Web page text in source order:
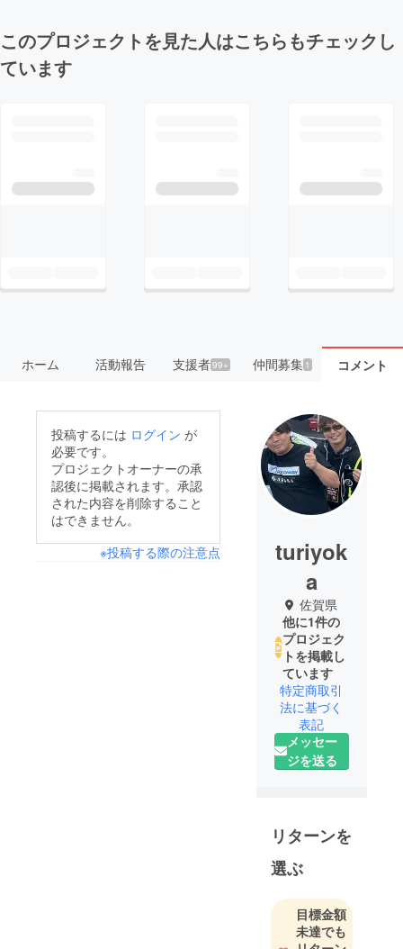
このプロジェクトを見た人はこちらもチェックし
ています
ホーム 活動報告 支援者99+ 仲間募集 1 コメント
投稿するには ログイン が
必要です。
プロジェクトオーナーの承
認後に掲載されます。承認
された内容を削除すること
はできません。
※投稿する際の注意点
turiyok
a
佐賀県
他に1件の
プロジェク
トを掲載し
ています
特定商取引
法に基づく
表記
メッセー
ジを送る
リターンを
選ぶ
目標金額
未達でも